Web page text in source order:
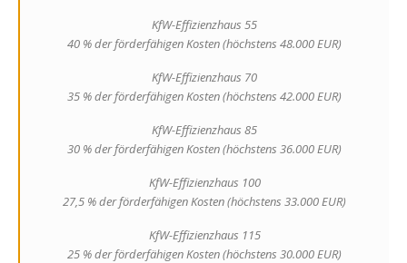
KfW-Effizienzhaus 55
40 % der förderfähigen Kosten (höchstens 48.000 EUR)
KfW-Effizienzhaus 70
35 % der förderfähigen Kosten (höchstens 42.000 EUR)
KfW-Effizienzhaus 85
30 % der förderfähigen Kosten (höchstens 36.000 EUR)
KfW-Effizienzhaus 100
27,5 % der förderfähigen Kosten (höchstens 33.000 EUR)
KfW-Effizienzhaus 115
25 % der förderfähigen Kosten (höchstens 30.000 EUR)